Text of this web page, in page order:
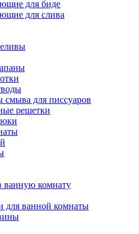
для биде
для слива
для писсуаров
решетки
комнату
для ванной комнаты